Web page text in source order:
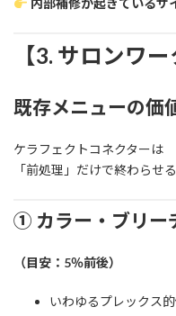
内部補修が起きているサ
【3. サロンワ
既存メニューの価
ケラフェクトコネクターは
「前処理」だけで終わらせ
① カラー・ブリー
（目安：5％前後）
いわゆるプレックス